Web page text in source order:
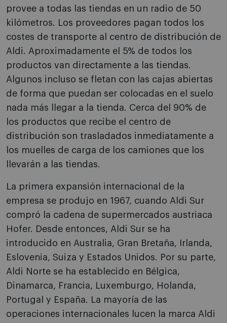
provee a todas las tiendas en un radio de 50
kilómetros. Los proveedores pagan todos los
costes de transporte al centro de distribución de
Aldi. Aproximadamente el 5% de todos los
productos van directamente a las tiendas.
Algunos incluso se fletan con las cajas abiertas
de forma que puedan ser colocadas en el suelo
nada más llegar a la tienda. Cerca del 90% de
los productos que recibe el centro de
distribución son trasladados inmediatamente a
los muelles de carga de los camiones que los
llevarán a las tiendas.
La primera expansión internacional de la
empresa se produjo en 1967, cuando Aldi Sur
compró la cadena de supermercados austriaca
Hofer. Desde entonces, Aldi Sur se ha
introducido en Australia, Gran Bretaña, Irlanda,
Eslovenia, Suiza y Estados Unidos. Por su parte,
Aldi Norte se ha establecido en Bélgica,
Dinamarca, Francia, Luxemburgo, Holanda,
Portugal y España. La mayoría de las
operaciones internacionales lucen la marca Aldi